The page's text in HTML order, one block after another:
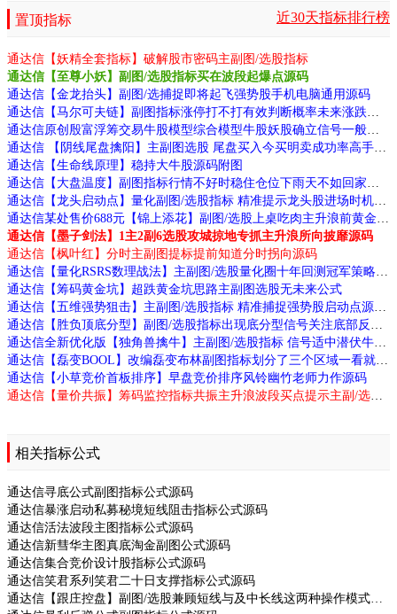
置顶指标 近30天指标排行榜
通达信【妖精全套指标】破解股市密码主副图/选股指标
通达信【至尊小妖】副图/选股指标买在波段起爆点源码
通达信【金龙抬头】副图/选捕捉即将起飞强势股手机电脑通用源码
通达信【生命线原理】稳持大牛股源码附图
通达信【墨子剑法】1主2副6选股攻城掠地专抓主升浪所向披靡源码
通达信【枫叶红】分时主副图提标提前知道分时拐向源码
通达信【筹码黄金坑】超跌黄金坑思路主副图选股无未来公式
通达信【小草竞价首板排序】早盘竞价排序风铃幽竹老师力作源码
相关指标公式
通达信寻底公式副图指标公式源码
通达信暴涨启动私募秘境短线阻击指标公式源码
通达信活法波段主图指标公式源码
通达信新彗华主图真底淘金副图公式源码
通达信集合竞价设计股指标公式源码
通达信笑君系列笑君二十日支撑指标公式源码